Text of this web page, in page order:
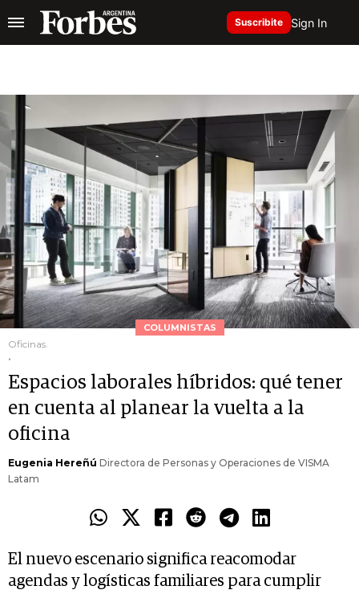
Suscribite Sign In
COLUMNISTAS
Oficinas.
.
Espacios laborales híbridos: qué tener
en cuenta al planear la vuelta a la
oficina
Eugenia Hereñú Directora de Personas y Operaciones de VISMA
Latam
El nuevo escenario significa reacomodar
agendas y logísticas familiares para cumplir